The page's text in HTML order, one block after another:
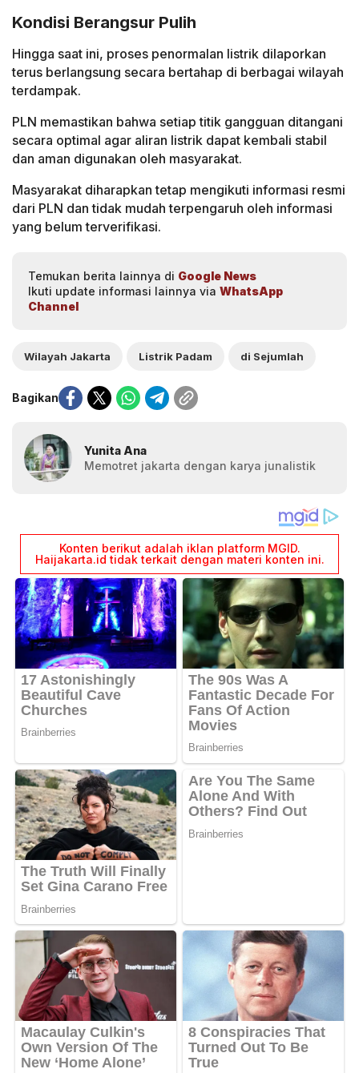
Kondisi Berangsur Pulih
Hingga saat ini, proses penormalan listrik dilaporkan
terus berlangsung secara bertahap di berbagai wilayah
terdampak.
PLN memastikan bahwa setiap titik gangguan ditangani
secara optimal agar aliran listrik dapat kembali stabil
dan aman digunakan oleh masyarakat.
Masyarakat diharapkan tetap mengikuti informasi resmi
dari PLN dan tidak mudah terpengaruh oleh informasi
yang belum terverifikasi.
Temukan berita lainnya di Google News
Ikuti update informasi lainnya via WhatsApp
Channel
Wilayah Jakarta Listrik Padam di Sejumlah
Bagikan
Yunita Ana
Memotret jakarta dengan karya junalistik